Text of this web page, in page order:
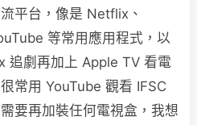
平台，像是 Netflix、
等常用應用程式，以
追劇再加上 Apple TV 看電
常用 YouTube 觀看 IFSC
要再加裝任何電視盒，我想